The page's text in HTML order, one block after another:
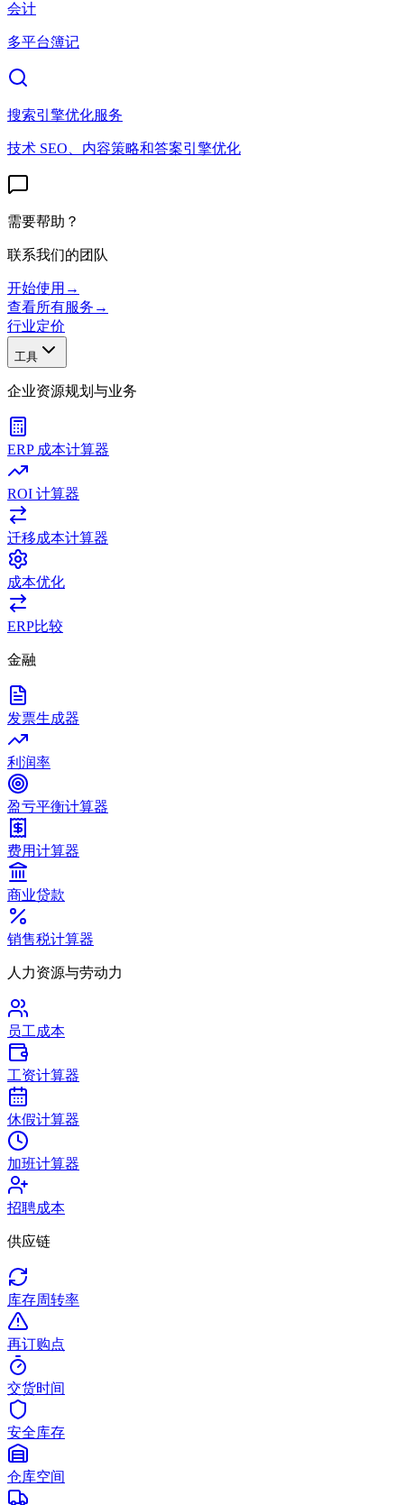
会计
多平台簿记
搜索引擎优化服务
技术 SEO、内容策略和答案引擎优化
需要帮助？
联系我们的团队
开始使用 →
查看所有服务 →
行业定价
工具
企业资源规划与业务
ERP 成本计算器
ROI 计算器
迁移成本计算器
成本优化
ERP比较
金融
发票生成器
利润率
盈亏平衡计算器
费用计算器
商业贷款
销售税计算器
人力资源与劳动力
员工成本
工资计算器
休假计算器
加班计算器
招聘成本
供应链
库存周转率
再订购点
交货时间
安全库存
仓库空间